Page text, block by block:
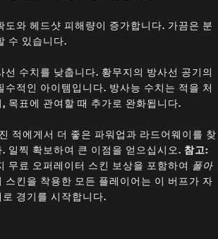
도와 헤드샷 피해량이 증가합니다. 가끔은 분
수 있습니다.
선 수치를 낮춥니다. 황무지의 방사선 공기의
수적인 아이템입니다. 방사능 수치는 적을 처
목표에 관여할 때 추가로 완화됩니다.
적에게서 더 좋은 파워업과 라드어웨이를 찾
일찍 확보하여 큰 이점을 얻으십시오. 참고:
무료 오퍼레이터 스킨 보상을 포함하여 폴아
스킨을 착용한 모든 플레이어는 이 버프가 자
경기를 시작합니다.